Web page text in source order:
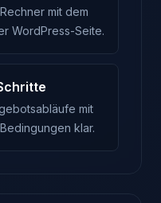
mit dem
WordPress-Seite.
mit
klar.